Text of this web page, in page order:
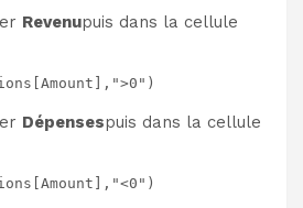
Revenupuis dans la cellule
Dépensespuis dans la cellule